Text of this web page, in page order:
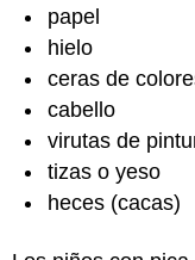
papel
hielo
ceras de
cabello
virutas de
tizas o yeso
heces (cacas)